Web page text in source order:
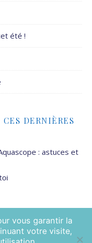
été !
DERNIÈRES
: astuces et
- 2026 ©
vous garantir la
votre visite,